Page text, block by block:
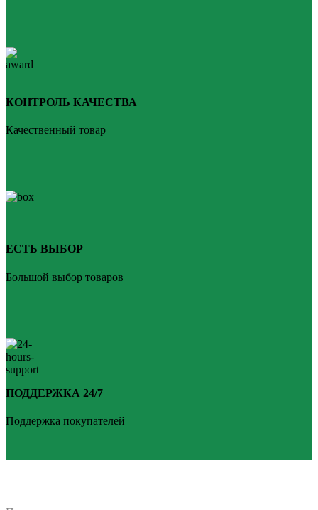
КОНТРОЛЬ КАЧЕСТВА
Качественный товар
ЕСТЬ ВЫБОР
Большой выбор товаров
ПОДДЕРЖКА 24/7
Поддержка покупателей